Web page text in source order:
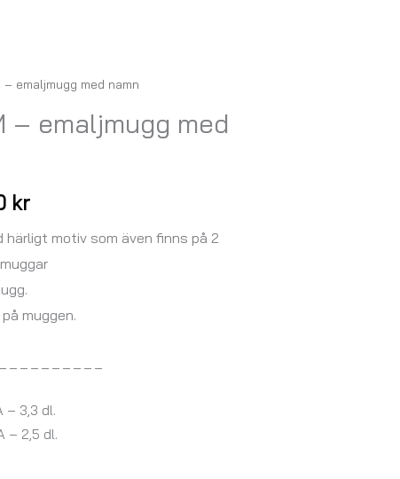
– emaljmugg med namn
– emaljmugg med
kr
Prisintervall:
147,00 kr
249,00 kr
härligt motiv som även finns på 2
muggen.
– 3,3 dl.
– 2,5 dl.